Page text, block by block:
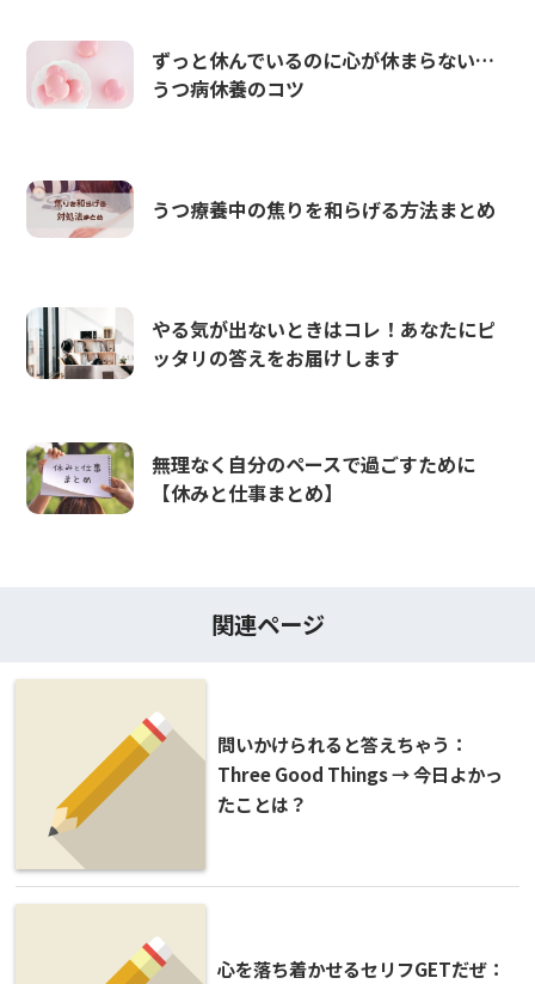
ずっと休んでいるのに心が休まらない…
うつ病休養のコツ
うつ療養中の焦りを和らげる方法まとめ
やる気が出ないときはコレ！あなたにピ
ッタリの答えをお届けします
無理なく自分のペースで過ごすために
【休みと仕事まとめ】
関連ページ
問いかけられると答えちゃう：
Three Good Things → 今日よかっ
たことは？
心を落ち着かせるセリフGETだぜ：